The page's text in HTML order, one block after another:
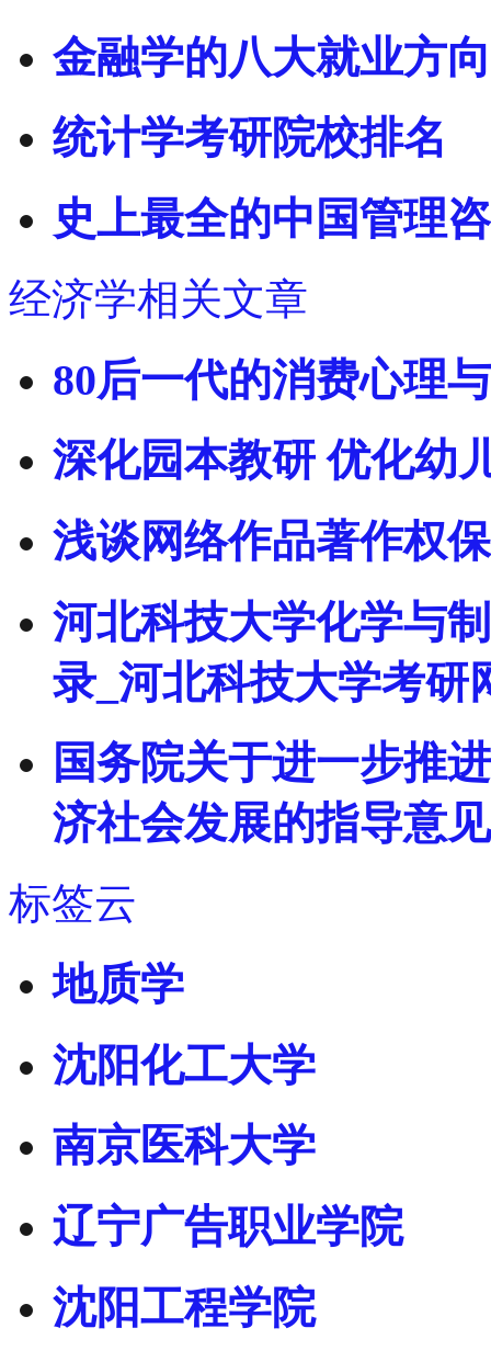
金融学的八大就业方
统计学考研院校排名
史上最全的中国管理
经济学相关文章
80后一代的消费心理
深化园本教研 优化幼
浅谈网络作品著作权
河北科技大学化学与
录_河北科技大学考研
国务院关于进一步推
济社会发展的指导意见
标签云
地质学
沈阳化工大学
南京医科大学
辽宁广告职业学院
沈阳工程学院